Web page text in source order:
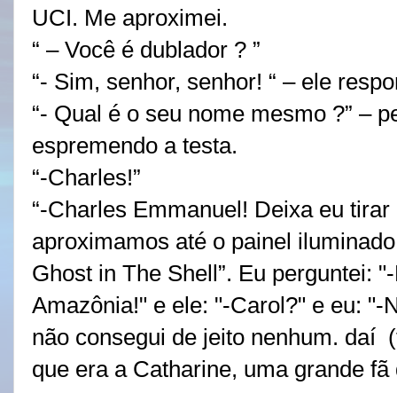
UCI. Me aproximei.
“ – Você é dublador ? ”
“- Sim, senhor, senhor! “ – ele
“- Qual é o seu nome mesmo ?” –
espremendo a testa.
“-Charles!”
“-Charles Emmanuel! Deixa eu
aproximamos até o painel
Ghost in The Shell”. Eu perguntei:
Amazônia!" e ele: "-Carol?" e eu: "-
não consegui de jeito nenhum. daí
que era a Catharine, uma grande